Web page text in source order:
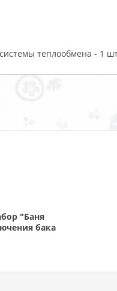
теплообмена - 1
"Баня
бака